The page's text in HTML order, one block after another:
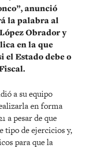
anunció
la palabra al
Obrador y
en la que
el Estado debe o
a su equipo
en forma
a pesar de que
tipo de ejercicios y,
para que la